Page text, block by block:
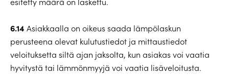
6.14 Asiakkaalla on oikeus saada lämpölaskun
perusteena olevat kulutustiedot ja mittaustiedot
veloituksetta siltä ajan jaksolta, kun asiakas voi vaatia
hyvitystä tai lämmönmyyjä voi vaatia lisäveloitusta.